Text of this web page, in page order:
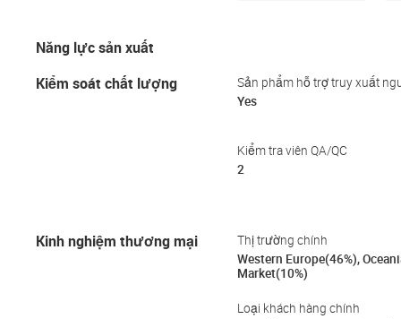
Năng lực sản xuất
Kiểm soát chất lượng
Sản phẩm hỗ trợ truy xuất
Yes
Kiểm tra viên QA/QC
2
Kinh nghiệm thương mại
Thị trường chính
Western Europe(46%),
Market(10%)
Loại khách hàng chính